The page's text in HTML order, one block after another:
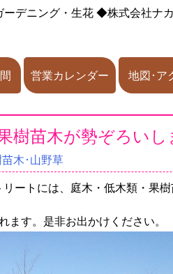
デニング・生花◆株式会社ナ
営業カレンダー 地図･ア
樹苗木が勢ぞろいし
木･山野草
ートには、庭木・低木類・果
す。是非お出かけください。